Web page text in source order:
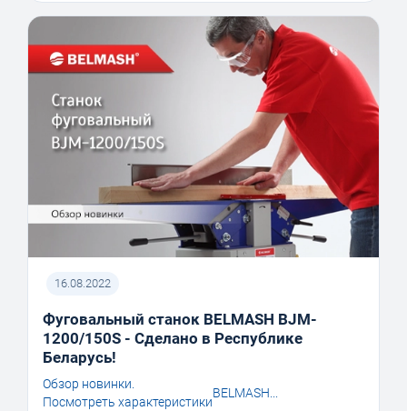
16.08.2022
Фуговальный станок BELMASH BJM-
1200/150S - Сделано в Республике
Беларусь!
Обзор новинки.
Посмотреть характеристики
BELMASH...